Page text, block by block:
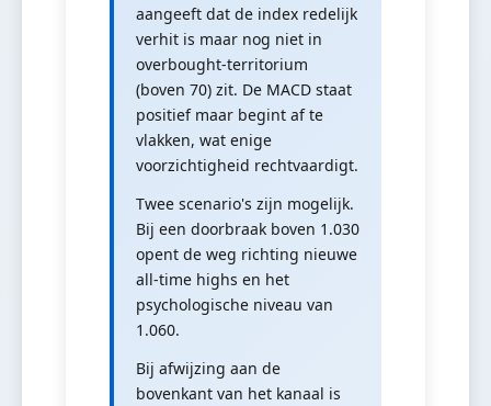
aangeeft dat de index redelijk
verhit is maar nog niet in
overbought-territorium
(boven 70) zit. De MACD staat
positief maar begint af te
vlakken, wat enige
voorzichtigheid rechtvaardigt.
Twee scenario's zijn mogelijk.
Bij een doorbraak boven 1.030
opent de weg richting nieuwe
all-time highs en het
psychologische niveau van
1.060.
Bij afwijzing aan de
bovenkant van het kanaal is